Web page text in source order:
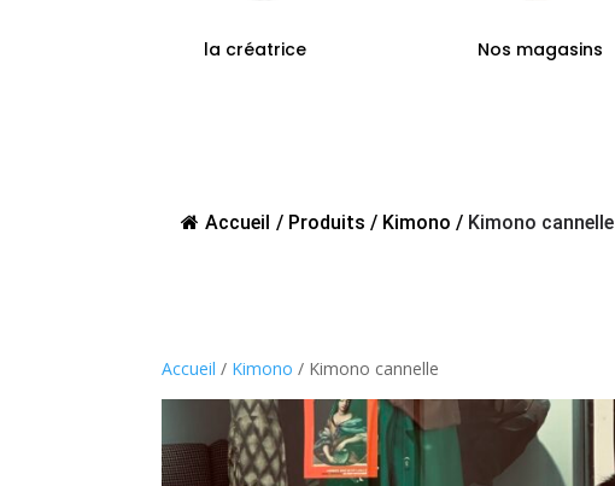
la créatrice Nos magasins
Accueil / Produits / Kimono / Kimono cannelle
Accueil / Kimono / Kimono cannelle